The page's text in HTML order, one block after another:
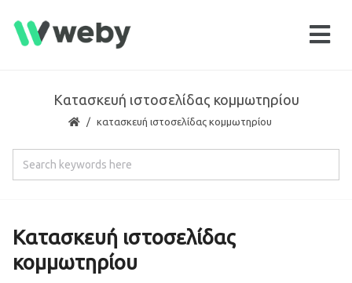
Κατασκευή ιστοσελίδας κομμωτηρίου
κατασκευή ιστοσελίδας κομμωτηρίου
Κατασκευή ιστοσελίδας
κομμωτηρίου